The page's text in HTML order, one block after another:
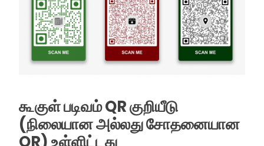
கூகுள் படிவம் QR குறியீடு
(நிலையான அல்லது சோதனையான
QR) உள்ளிட்டது